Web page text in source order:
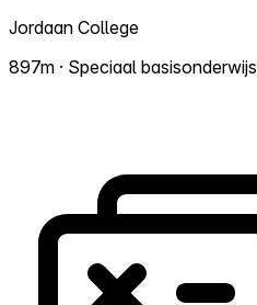
Jordaan College
897m · Speciaal basisonderwijs